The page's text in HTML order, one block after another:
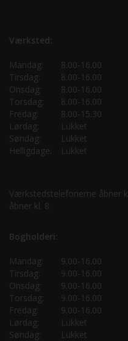
Værksted:
Mandag:
8.00-16.00
Tirsdag:
8.00-16.00
Onsdag:
8.00-16.00
Torsdag:
8.00-16.00
Fredag:
8.00-15.30
Lørdag:
Lukket
Søndag:
Lukket
Helligdage:
Lukket
Værkstedstelefonerne åbner
åbner kl. 8.
Bogholderi:
Mandag:
9.00-16.00
Tirsdag:
9.00-16.00
Onsdag:
9.00-16.00
Torsdag:
9.00-16.00
Fredag:
9.00-16.00
Lørdag:
Lukket
Søndag:
Lukket